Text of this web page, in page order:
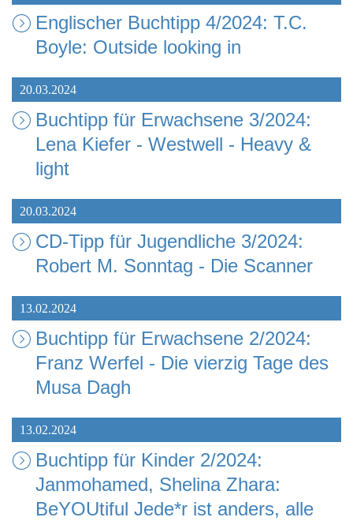
Englischer Buchtipp 4/2024: T.C.
Boyle: Outside looking in
20.03.2024
Buchtipp für Erwachsene 3/2024:
Lena Kiefer - Westwell - Heavy &
light
20.03.2024
CD-Tipp für Jugendliche 3/2024:
Robert M. Sonntag - Die Scanner
13.02.2024
Buchtipp für Erwachsene 2/2024:
Franz Werfel - Die vierzig Tage des
Musa Dagh
13.02.2024
Buchtipp für Kinder 2/2024:
Janmohamed, Shelina Zhara:
BeYOUtiful Jede*r ist anders, alle